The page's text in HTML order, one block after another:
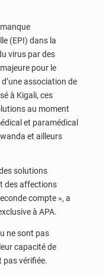
(EPI) dans la
virus par des
pour le
association de
à Kigali, ces
au moment
et paramédical
et ailleurs
solutions
des affections
compte », a
à APA.
ne sont pas
capacité de
pas vérifiée.